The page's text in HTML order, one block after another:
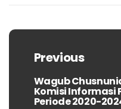
Navigasi
posPrevious
Previous
post:
Wagub
Komisi Informasi
Periode 2020-